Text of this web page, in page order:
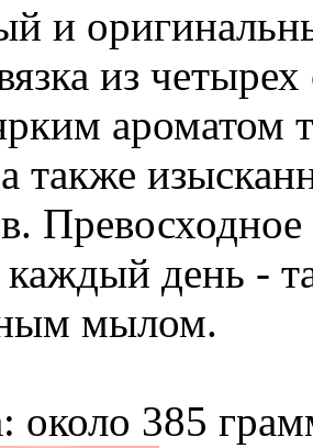
и
из
ароматом
также
Превосходное
каждый день -
мылом.
около 385